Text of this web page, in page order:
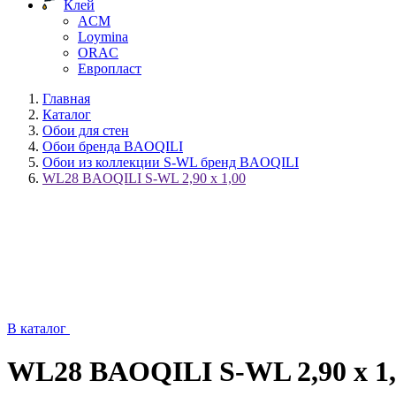
Клей
ACM
Loymina
ORAC
Европласт
Главная
Каталог
Обои для стен
Обои бренда BAOQILI
Обои из коллекции S-WL бренд BAOQILI
WL28 BAOQILI S-WL 2,90 x 1,00
В каталог
WL28 BAOQILI S-WL 2,90 x